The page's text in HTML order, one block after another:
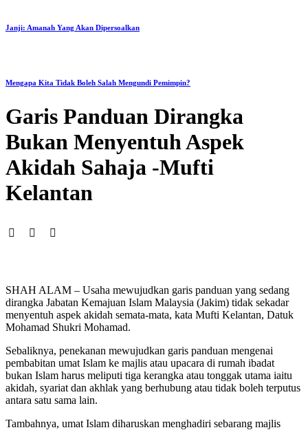
Janji: Amanah Yang Akan Dipersoalkan
Mengapa Kita Tidak Boleh Salah Mengundi Pemimpin?
Garis Panduan Dirangka
Bukan Menyentuh Aspek
Akidah Sahaja -Mufti
Kelantan
SHAH ALAM – Usaha mewujudkan garis panduan yang sedang
dirangka Jabatan Kemajuan Islam Malaysia (Jakim) tidak sekadar
menyentuh aspek akidah semata-mata, kata Mufti Kelantan, Datuk
Mohamad Shukri Mohamad.
Sebaliknya, penekanan mewujudkan garis panduan mengenai
pembabitan umat Islam ke majlis atau upacara di rumah ibadat
bukan Islam harus meliputi tiga kerangka atau tonggak utama iaitu
akidah, syariat dan akhlak yang berhubung atau tidak boleh terputus
antara satu sama lain.
Tambahnya, umat Islam diharuskan menghadiri sebarang majlis